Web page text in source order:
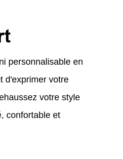
personnalisable en
d'exprimer votre
votre style
confortable et